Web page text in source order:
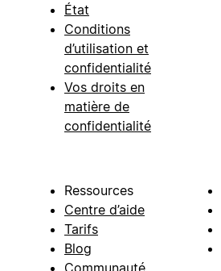
État
Conditions
d’utilisation et
confidentialité
Vos droits en
matière de
confidentialité
Ressources
Centre d’aide
Tarifs
Blog
Communauté